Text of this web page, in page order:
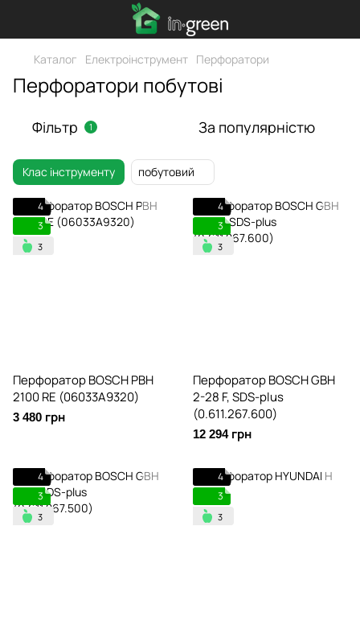
Каталог Електроінструмент Перфоратори
Перфоратори побутові
Фільтр 1 За популярністю
Клас інструменту побутовий
4
3
Перфоратор BOSCH PBH
2100 RE (06033A9320)
3 480 грн
4
3
Перфоратор BOSCH GBH
2-28 F, SDS-plus
(0.611.267.600)
12 294 грн
4
3
4
3